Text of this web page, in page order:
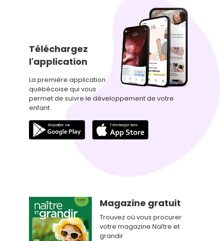
Téléchargez
l'application
La première application
québécoise qui vous
permet de suivre le développement de votre
enfant.
Magazine gratuit
Trouvez où vous procurer
votre magazine Naître et
grandir